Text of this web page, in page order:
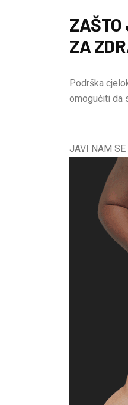
ZAŠTO
ZA
Podrška
omogućiti da
JAVI NAM SE